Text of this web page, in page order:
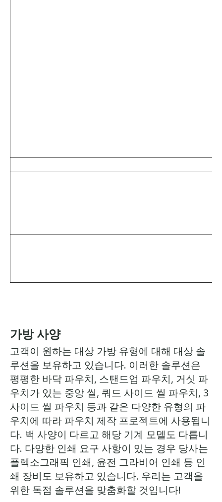
가방 사양
고객이 원하는 대상 가방 유형에 대해 대상 솔
루션을 보유하고 있습니다. 이러한 솔루션은
평평한 바닥 파우치, 스탠드업 파우치, 거싯 파
우치가 있는 중앙 씰, 쿼드 사이드 씰 파우치, 3
사이드 씰 파우치 등과 같은 다양한 유형의 파
우치에 따라 파우치 제작 프로젝트에 사용됩니
다. 백 사양이 다르고 해당 기계 모델도 다릅니
다. 다양한 인쇄 요구 사항이 있는 경우 당사는
플렉소그래픽 인쇄, 윤전 그라비어 인쇄 등 인
쇄 장비도 보유하고 있습니다. 우리는 고객을
위한 독점 솔루션을 맞춤화할 것입니다!